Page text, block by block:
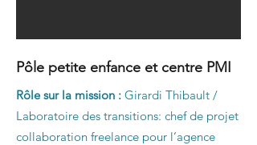
Pôle petite enfance et centre PMI
Rôle sur la mission : Girardi Thibault /
Laboratoire des transitions: chef de projet
collaboration freelance pour l’agence